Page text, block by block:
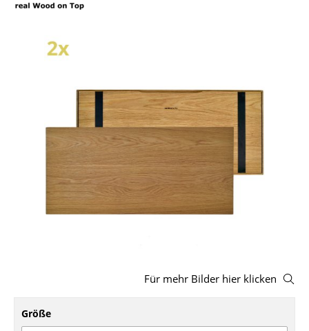
Loungesessel
Freischwinger
Barhocker
Bänke & Liegen
Sitzsäcke
Bürodrehstühle
Für mehr Bilder hier klicken
Größe